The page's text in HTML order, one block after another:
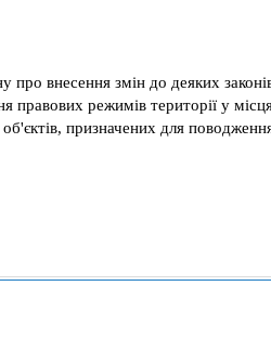
про внесення змін до деяких
правових режимів території у
призначених для